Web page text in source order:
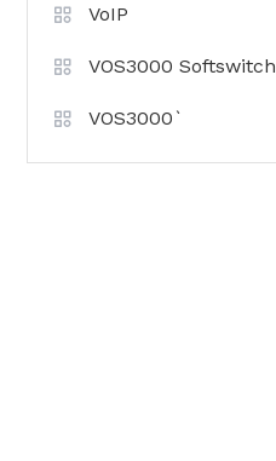
VoIP
VOS3000 Softswitch
VOS3000`